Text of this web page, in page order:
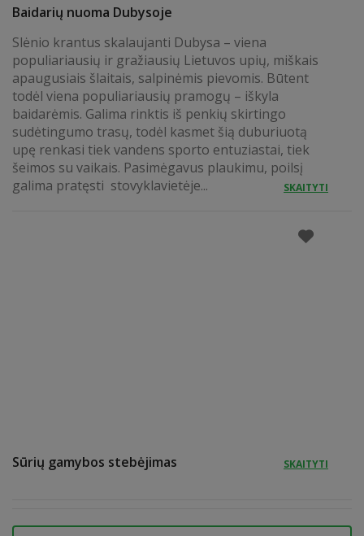
Baidarių nuoma Dubysoje
Slėnio krantus skalaujanti Dubysa – viena
populiariausių ir gražiausių Lietuvos upių, miškais
apaugusiais šlaitais, salpinėmis pievomis. Būtent
todėl viena populiariausių pramogų – iškyla
baidarėmis. Galima rinktis iš penkių skirtingo
sudėtingumo trasų, todėl kasmet šią duburiuotą
upę renkasi tiek vandens sporto entuziastai, tiek
šeimos su vaikais. Pasimėgavus plaukimu, poilsį
galima pratęsti stovyklavietėje...
SKAITYTI
Sūrių gamybos stebėjimas SKAITYTI